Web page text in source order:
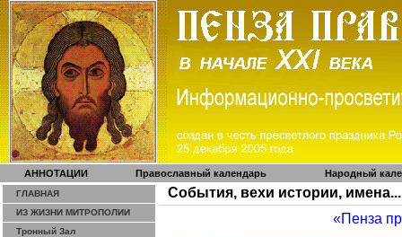
АННОТАЦИИ Православный календарь Народный
ГЛАВНАЯ
ИЗ ЖИЗНИ МИТРОПОЛИИ
Тронный Зал
События, вехи истории, имена...
«Пенза